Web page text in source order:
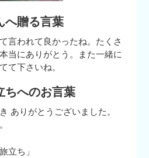
へ贈る言葉
言われて良かったね。たくさ
当にありがとう。また一緒に
て下さいね。
ちへのお言葉
ありがとうございました。
立ち」